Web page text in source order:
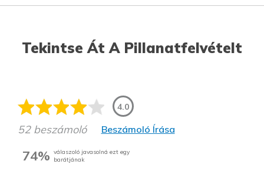
Tekintse Át A Pillanatfelvételt
4.0
52 beszámoló Beszámoló Írása
74% válaszoló javasolná ezt egy
barátjának